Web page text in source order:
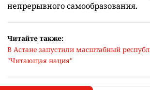
непрерывного самообразования.
Читайте также:
В Астане запустили масштабный
"Читающая нация"